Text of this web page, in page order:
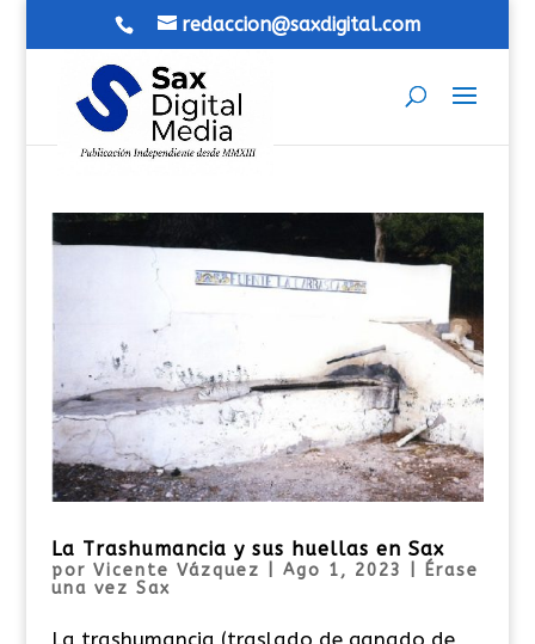
redaccion@saxdigital.com
La Trashumancia y sus huellas en Sax
por Vicente Vázquez Ago 1, 2023
Érase
una vez Sax
La trashumancia (traslado de ganado de